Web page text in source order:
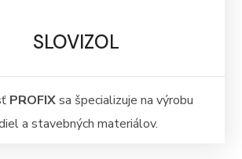
SLOVIZOL
PROFIXsa špecializuje na výrobu
a stavebných materiálov.